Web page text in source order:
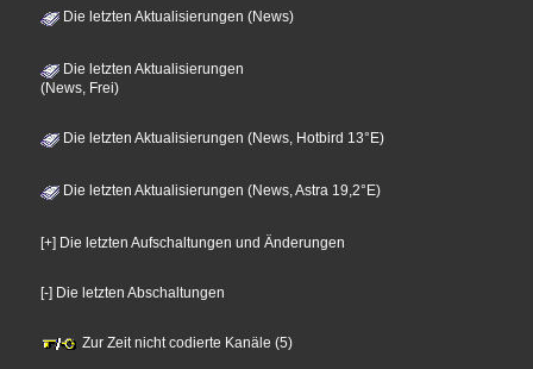
Die letzten Aktualisierungen (News)
Die letzten Aktualisierungen
(News, Frei)
Die letzten Aktualisierungen (News, Hotbird 13°E)
Die letzten Aktualisierungen (News, Astra 19,2°E)
[+] Die letzten Aufschaltungen und Änderungen
[-] Die letzten Abschaltungen
Zur Zeit nicht codierte Kanäle (5)